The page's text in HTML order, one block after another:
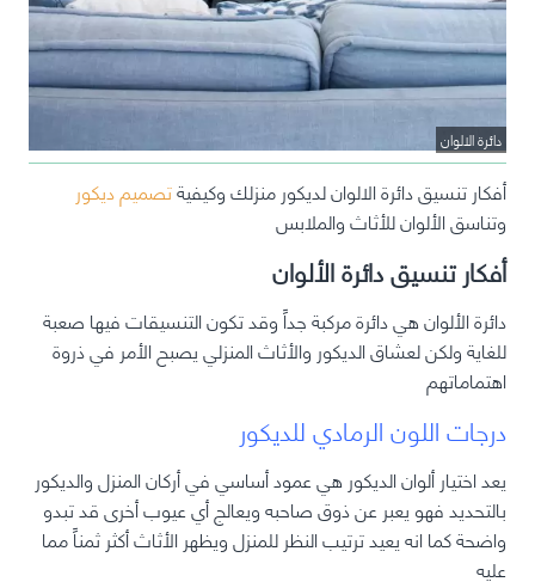
دائرة الالوان
أفكار تنسيق دائرة الالوان لديكور منزلك وكيفيةتصميم ديكور
وتناسق الألوان للأثاث والملابس
أفكار تنسيق دائرة الألوان
دائرة الألوان هي دائرة مركبة جداً وقد تكون التنسيقات فيها صعبة
للغاية ولكن لعشاق الديكور والأثاث المنزلي يصبح الأمر في ذروة
اهتماماتهم
درجات اللون الرمادي للديكور
يعد اختيار ألوان الديكور هي عمود أساسي في أركان المنزل والديكور
بالتحديد فهو يعبر عن ذوق صاحبه ويعالج أي عيوب أخرى قد تبدو
واضحة كما انه يعيد ترتيب النظر للمنزل ويظهر الأثاث أكثر ثمناً مما
عليه